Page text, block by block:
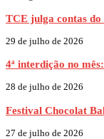
TCE julga contas
29 de julho de 2026
4ª interdição no
28 de julho de 2026
Festival Chocolat
27 de julho de 2026